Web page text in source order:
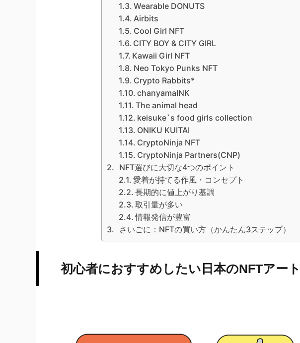
Wearable DONUTS
Airbits
Cool Girl NFT
CITY BOY & CITY GIRL
Kawaii Girl NFT
Neo Tokyo Punks NFT
Crypto Rabbits*
chanyamaINK
The animal head
keisuke`s food girls collection
ONIKU KUITAI
CryptoNinja NFT
CryptoNinja Partners(CNP)
NFT選びに大切な4つのポイント
愛着が持てる作風・コンセプト
長期的に値上がり基調
取引量が多い
情報発信が豊富
さいごに：NFTの買い方（かんたん3ステップ）
初心者におすすめしたい日本のNFTアー